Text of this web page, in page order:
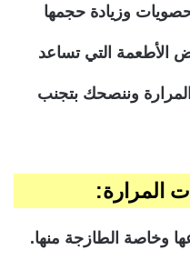
وزيادة حجمها
الأطعمة التي تساعد
وننصحك بتجنب
المرارة:
وخاصة الطازجة منها.